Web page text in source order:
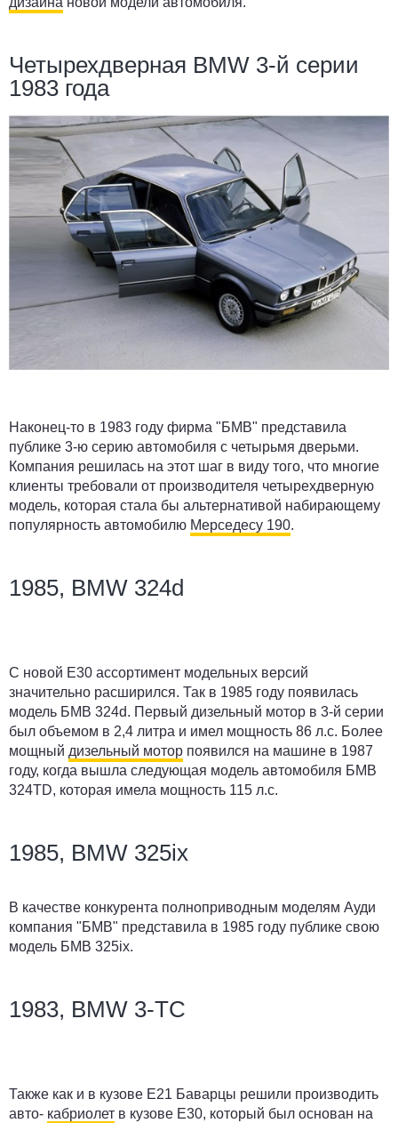
Четырехдверная BMW 3-й серии
1983 года
Наконец-то в 1983 году фирма "БМВ" представила
публике 3-ю серию автомобиля с четырьмя дверьми.
Компания решилась на этот шаг в виду того, что многие
клиенты требовали от производителя четырехдверную
модель, которая стала бы альтернативой набирающему
популярность автомобилю Мерседесу 190.
1985, BMW 324d
С новой Е30 ассортимент модельных версий
значительно расширился. Так в 1985 году появилась
модель БМВ 324d. Первый дизельный мотор в 3-й серии
был объемом в 2,4 литра и имел мощность 86 л.с. Более
мощный дизельный мотор появился на машине в 1987
году, когда вышла следующая модель автомобиля БМВ
324TD, которая имела мощность 115 л.с.
1985, BMW 325ix
В качестве конкурента полноприводным моделям Ауди
компания "БМВ" представила в 1985 году публике свою
модель БМВ 325ix.
1983, BMW 3-TC
Также как и в кузове Е21 Баварцы решили производить
авто- кабриолет в кузове Е30, который был основан на